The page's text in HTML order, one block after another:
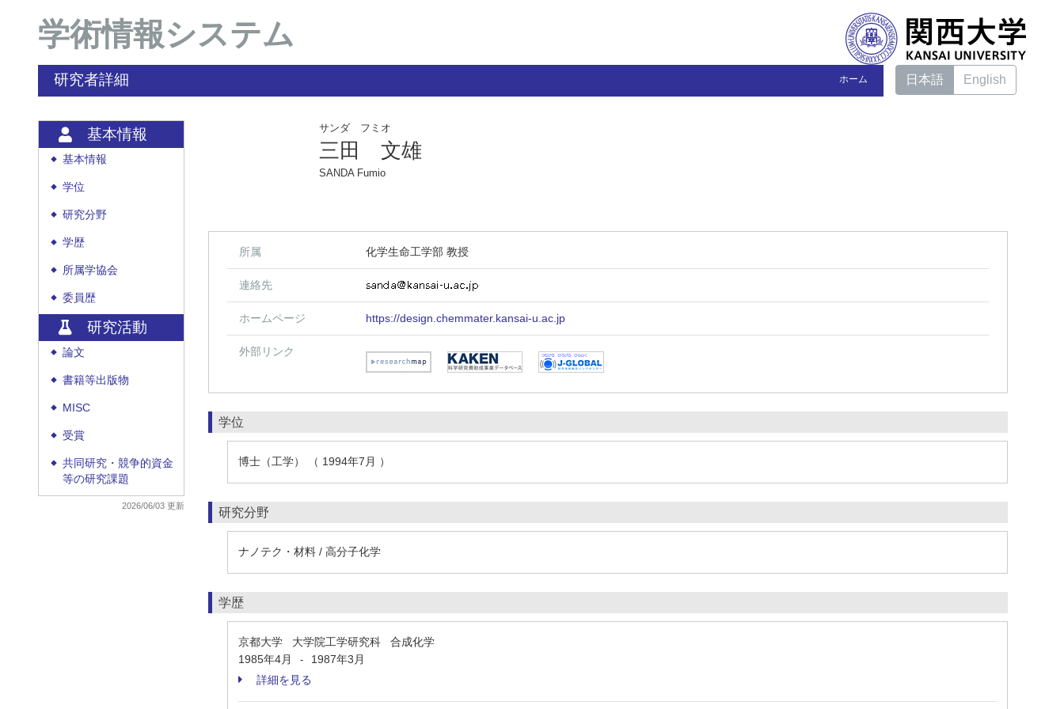
学術情報システム
研究者詳細 ホーム 日本語 English
基本情報
◆ 基本情報
◆ 学位
◆ 研究分野
◆ 学歴
◆ 所属学協会
◆ 委員歴
研究活動
◆ 論文
◆ 書籍等出版物
◆ MISC
◆ 受賞
◆
共同研究・競争的資金
等の研究課題
2026/06/03 更新
サンダ フミオ
三田 文雄
SANDA Fumio
所属 化学生命工学部 教授
連絡先
ホームページ https://design.chemmater.kansai-u.ac.jp
外部リンク
学位
博士（工学） （ 1994年7月 ）
研究分野
ナノテク・材料 / 高分子化学
学歴
京都大学 大学院工学研究科 合成化学
1985年4月
-
1987年3月
詳細を見る